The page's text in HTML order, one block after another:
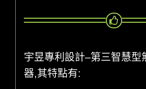
宇昱專利設計–第三智慧型
器,其特點有: